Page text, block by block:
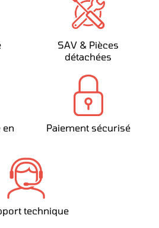
SAV & Pièces
détachées
en
Paiement sécurisé
technique